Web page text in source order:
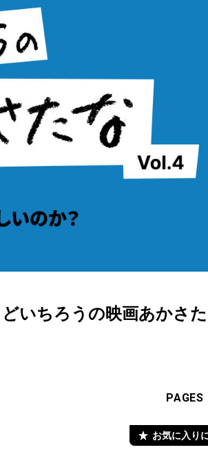
いちろうの映画あかさ
PAGES
お気に入り